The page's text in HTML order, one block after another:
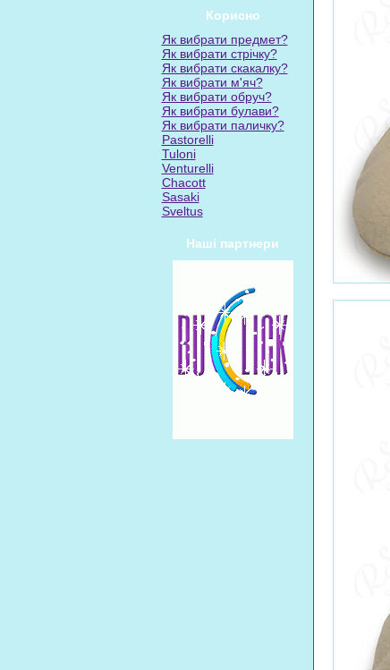
Корисно
Як вибрати предмет?
Як вибрати стрічку?
Як вибрати скакалку?
Як вибрати м'яч?
Як вибрати обруч?
Як вибрати булави?
Як вибрати паличку?
Pastorelli
Tuloni
Venturelli
Chacott
Sasaki
Sveltus
Наші партнери